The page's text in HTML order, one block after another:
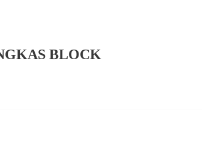
BLOCK